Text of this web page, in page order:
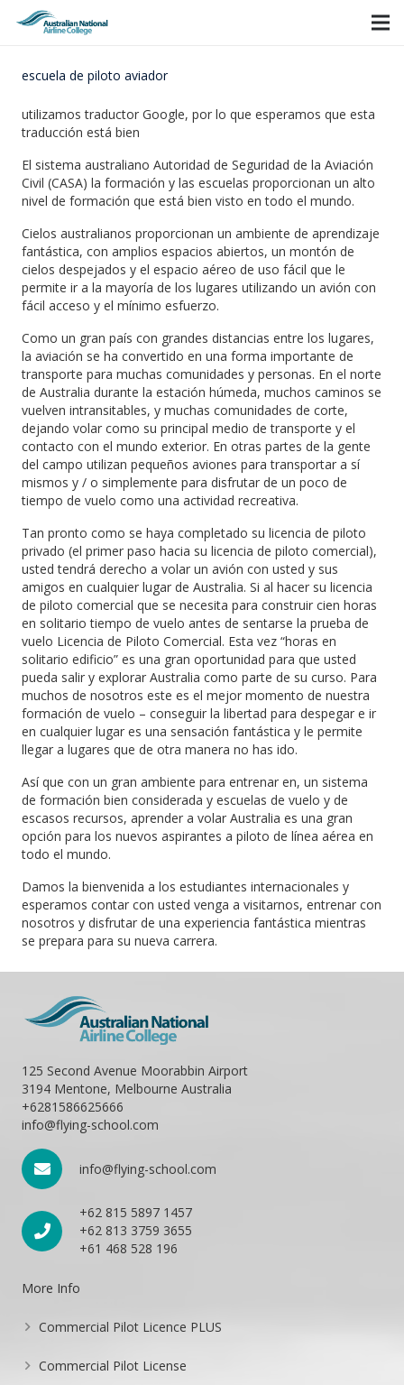
escuela de piloto aviador
utilizamos traductor Google, por lo que esperamos que esta
traducción está bien
El sistema australiano Autoridad de Seguridad de la Aviación
Civil (CASA) la formación y las escuelas proporcionan un alto
nivel de formación que está bien visto en todo el mundo.
Cielos australianos proporcionan un ambiente de aprendizaje
fantástica, con amplios espacios abiertos, un montón de
cielos despejados y el espacio aéreo de uso fácil que le
permite ir a la mayoría de los lugares utilizando un avión con
fácil acceso y el mínimo esfuerzo.
Como un gran país con grandes distancias entre los lugares,
la aviación se ha convertido en una forma importante de
transporte para muchas comunidades y personas. En el norte
de Australia durante la estación húmeda, muchos caminos se
vuelven intransitables, y muchas comunidades de corte,
dejando volar como su principal medio de transporte y el
contacto con el mundo exterior. En otras partes de la gente
del campo utilizan pequeños aviones para transportar a sí
mismos y / o simplemente para disfrutar de un poco de
tiempo de vuelo como una actividad recreativa.
Tan pronto como se haya completado su licencia de piloto
privado (el primer paso hacia su licencia de piloto comercial),
usted tendrá derecho a volar un avión con usted y sus
amigos en cualquier lugar de Australia. Si al hacer su licencia
de piloto comercial que se necesita para construir cien horas
en solitario tiempo de vuelo antes de sentarse la prueba de
vuelo Licencia de Piloto Comercial. Esta vez “horas en
solitario edificio” es una gran oportunidad para que usted
pueda salir y explorar Australia como parte de su curso. Para
muchos de nosotros este es el mejor momento de nuestra
formación de vuelo – conseguir la libertad para despegar e ir
en cualquier lugar es una sensación fantástica y le permite
llegar a lugares que de otra manera no has ido.
Así que con un gran ambiente para entrenar en, un sistema
de formación bien considerada y escuelas de vuelo y de
escasos recursos, aprender a volar Australia es una gran
opción para los nuevos aspirantes a piloto de línea aérea en
todo el mundo.
Damos la bienvenida a los estudiantes internacionales y
esperamos contar con usted venga a visitarnos, entrenar con
nosotros y disfrutar de una experiencia fantástica mientras
se prepara para su nueva carrera.
125 Second Avenue Moorabbin Airport
3194 Mentone, Melbourne Australia
+6281586625666
info@flying-school.com
info@flying-school.com
+62 815 5897 1457
+62 813 3759 3655
+61 468 528 196
More Info
Commercial Pilot Licence PLUS
Commercial Pilot License